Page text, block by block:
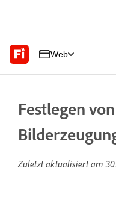
Web
Festlegen
Zuletzt aktualisiert am